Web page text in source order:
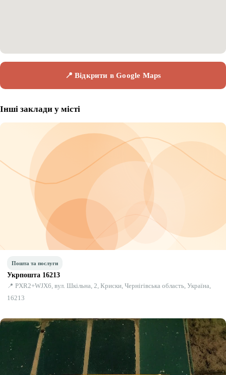
📍 Відкрити в Google Maps
Інші заклади у місті
Пошта та послуги
Укрпошта 16213
📍 PXR2+WJX6, вул. Шкільна, 2, Криски, Чернігівська область, Україна,
16213